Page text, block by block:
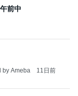
前中
by Ameba 11日前